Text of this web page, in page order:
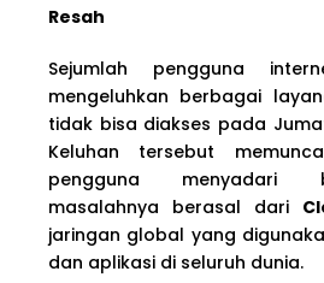
Resah
Sejumlah pengguna
mengeluhkan berbagai
tidak bisa diakses pada
Keluhan tersebut
pengguna menyadari
masalahnya berasal dari
jaringan global yang
dan aplikasi di seluruh dunia.